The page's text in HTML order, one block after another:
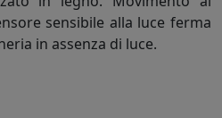
sensibile alla luce ferma
in assenza di luce.